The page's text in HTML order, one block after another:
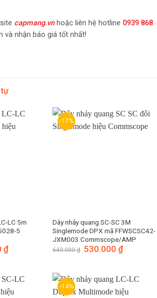
capmang.vnhoặc liên hệ hotline 0939 868
và nhận báo giá tốt nhất!
tự
LC 5m
5
₫
-17%
Dây nhảy quang SC-SC 3M
Singlemode DPX mã FFWSCSC42-
JXM003 Commscope/AMP
640.000₫ Giá
gốc
530.000 ₫Giá
-14%